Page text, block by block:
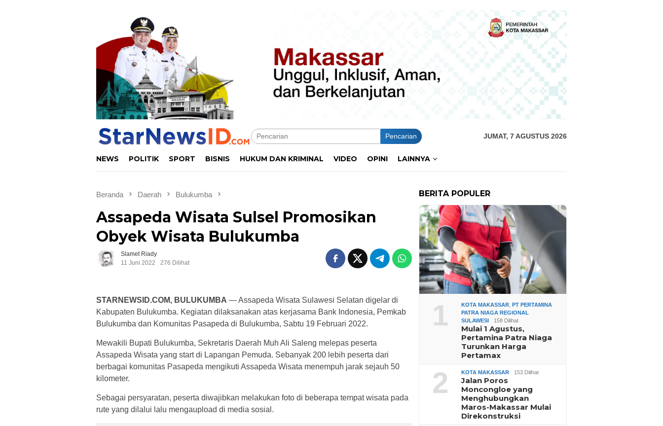
Pencarian JUMAT, 7 AGUSTUS 2026
NEWS POLITIK SPORT BISNIS HUKUM DAN KRIMINAL VIDEO OPINI LAINNYA
Beranda Daerah Bulukumba
Assapeda Wisata Sulsel Promosikan
Obyek Wisata Bulukumba
Slamet Riady
11 Juni 2022
276 Dilihat
STARNEWSID.COM, BULUKUMBA — Assapeda Wisata Sulawesi Selatan digelar di
Kabupaten Bulukumba. Kegiatan dilaksanakan atas kerjasama Bank Indonesia, Pemkab
Bulukumba dan Komunitas Pasapeda di Bulukumba, Sabtu 19 Februari 2022.
Mewakili Bupati Bulukumba, Sekretaris Daerah Muh Ali Saleng melepas peserta
Assapeda Wisata yang start di Lapangan Pemuda. Sebanyak 200 lebih peserta dari
berbagai komunitas Pasapeda mengikuti Assapeda Wisata menempuh jarak sejauh 50
kilometer.
Sebagai persyaratan, peserta diwajibkan melakukan foto di beberapa tempat wisata pada
rute yang dilalui lalu mengaupload di media sosial.
BERITA POPULER
1 KOTA MAKASSAR ,PT PERTAMINA
PATRA NIAGA REGIONAL
SULAWESI
158 Dilihat
Mulai 1 Agustus,
Pertamina Patra Niaga
Turunkan Harga
Pertamax
2 KOTA MAKASSAR 153 Dilihat
Jalan Poros
Moncongloe yang
Menghubungkan
Maros-Makassar Mulai
Direkonstruksi